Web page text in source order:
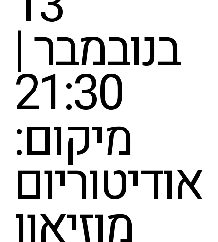
בנובמבר |
21:30
מיקום:
אודיטוריום
מוזיאון